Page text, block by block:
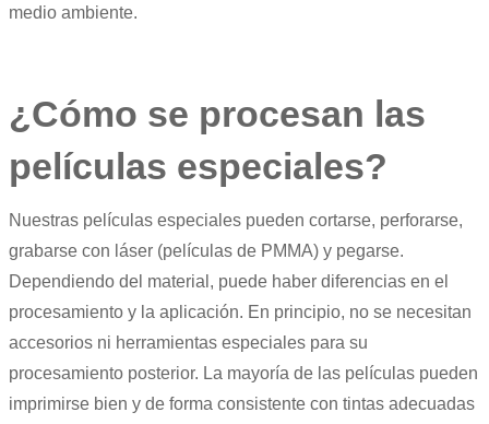
medio ambiente.
¿Cómo se procesan las
películas especiales?
Nuestras películas especiales pueden cortarse, perforarse,
grabarse con láser (películas de PMMA) y pegarse.
Dependiendo del material, puede haber diferencias en el
procesamiento y la aplicación. En principio, no se necesitan
accesorios ni herramientas especiales para su
procesamiento posterior. La mayoría de las películas pueden
imprimirse bien y de forma consistente con tintas adecuadas